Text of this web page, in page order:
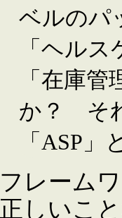
ベルのパ
「ヘル
「在庫
か？ そ
「ASP
フレーム
正しいこ